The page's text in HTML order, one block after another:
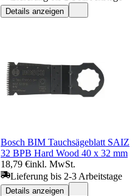
Details anzeigen
Bosch BIM Tauchsägeblatt SAIZ
32 BPB Hard Wood 40 x 32 mm
18,79 €inkl. MwSt.
Lieferung bis 2-3 Arbeitstage
Details anzeigen